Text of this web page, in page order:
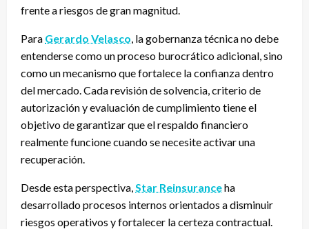
frente a riesgos de gran magnitud.
Para Gerardo Velasco , la gobernanza técnica no debe
entenderse como un proceso burocrático adicional, sino
como un mecanismo que fortalece la confianza dentro
del mercado. Cada revisión de solvencia, criterio de
autorización y evaluación de cumplimiento tiene el
objetivo de garantizar que el respaldo financiero
realmente funcione cuando se necesite activar una
recuperación.
Desde esta perspectiva, Star Reinsuranceha
desarrollado procesos internos orientados a disminuir
riesgos operativos y fortalecer la certeza contractual.